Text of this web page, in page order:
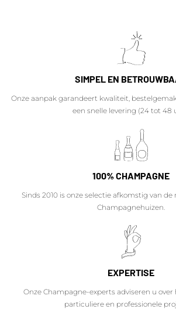
SIMPEL EN
Onze aanpak garandeert kwaliteit,
een snelle levering (24 tot 48
100% CHAMPAGNE
Sinds 2010 is onze selectie afkomstig van
Champagnehuizen.
EXPERTISE
Onze Champagne-experts adviseren u over
particuliere en professionele